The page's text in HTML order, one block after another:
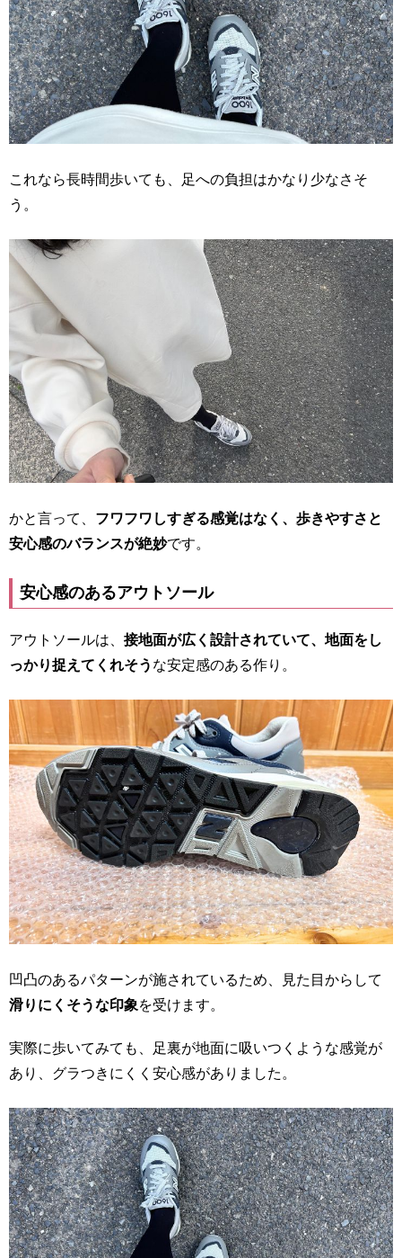
これなら長時間歩いても、足への負担はかなり少なさそ
う。
かと言って、 フワフワしすぎる感覚はなく、歩きやすさと
安心感のバランスが絶妙です。
安心感のあるアウトソール
アウトソールは、 接地面が広く設計されていて、地面をし
っかり捉えてくれそうな安定感のある作り。
凹凸のあるパターンが施されているため、見た目からして
滑りにくそうな印象を受けます。
実際に歩いてみても、足裏が地面に吸いつくような感覚が
あり、グラつきにくく安心感がありました。